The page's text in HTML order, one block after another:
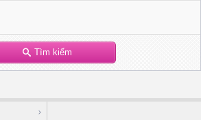
Tìm kiếm